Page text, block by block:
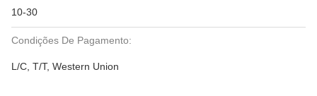
10-30
Condições De Pagamento:
L/C, T/T, Western Union